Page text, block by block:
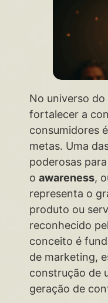
No universo
fortalecer a
consumidores
metas. Uma
poderosas
o awareness,
representa o
produto ou
reconhecido
conceito é
de marketing,
construção de
geração de